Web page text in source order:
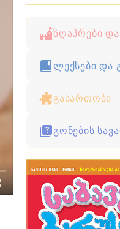
ზღაპრები
ლექსები და
გასართობი
გონების